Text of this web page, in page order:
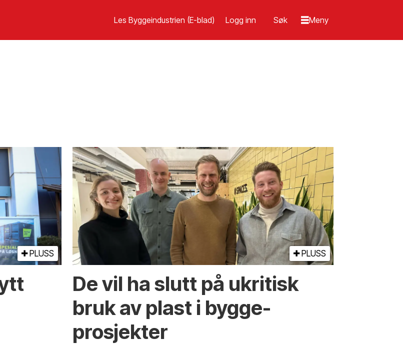
Les Byggeindustrien (E-blad) Logg inn
PLUSS PLUSS
De vil ha slutt på ukritisk
bruk av plast i bygge­
prosjekter